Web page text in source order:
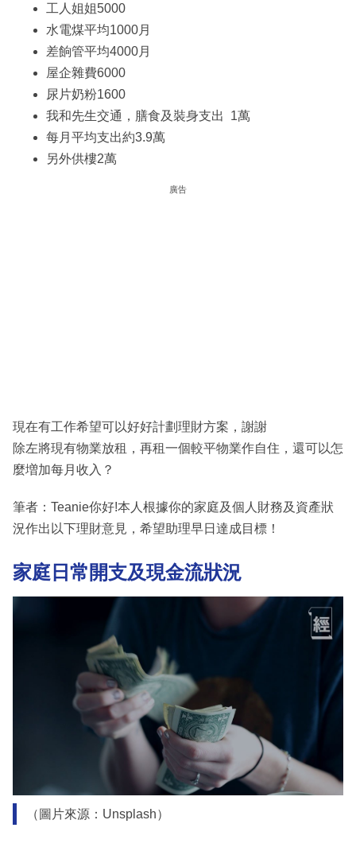
工人姐姐5000
水電煤平均1000月
差餉管平均4000月
屋企雜費6000
尿片奶粉1600
我和先生交通，膳食及裝身支出 1萬
每月平均支出約3.9萬
另外供樓2萬
廣告
現在有工作希望可以好好計劃理財方案，謝謝
除左將現有物業放租，再租一個較平物業作自住，還可以怎
麼増加每月收入？
筆者：Teanie你好!本人根據你的家庭及個人財務及資產狀
況作出以下理財意見，希望助理早日達成目標！
家庭日常開支及現金流狀況
（圖片來源：Unsplash）